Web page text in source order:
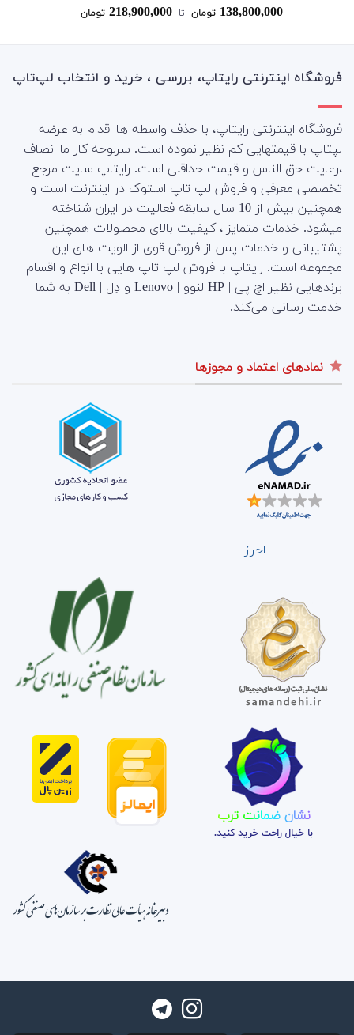
نمره4.80
138,800,000 تومان ‌ تا ‌ 218,900,000 تومان
فروشگاه اینترنتی رایتاپ، بررسی ، خرید و انتخاب لپ‌تاپ
فروشگاه اینترنتی رایتاپ، با حذف واسطه ها اقدام به عرضه
لپتاپ با قیمتهایی کم نظیر نموده است. سرلوحه کار ما انصاف
،رعایت حق الناس و قیمت حداقلی است. رایتاپ سایت مرجع
تخصصی معرفی و فروش لپ تاپ استوک در اینترنت است و
همچنین بیش از 10 سال سابقه فعالیت در ایران شناخته
میشود. خدمات متمایز ، کیفیت بالای محصولات همچنین
پشتیبانی و خدمات پس از فروش قوی از الویت های این
مجموعه است. رایتاپ با فروش لپ تاپ هایی با انواع و اقسام
برندهایی نظیر اچ پی | HP لنوو | Lenovo و دِل | Dell به شما
خدمت رسانی می‌کند.
نمادهای اعتماد و مجوزها
احراز
نشان ضمانت ترب
با خیال راحت خرید کنید.